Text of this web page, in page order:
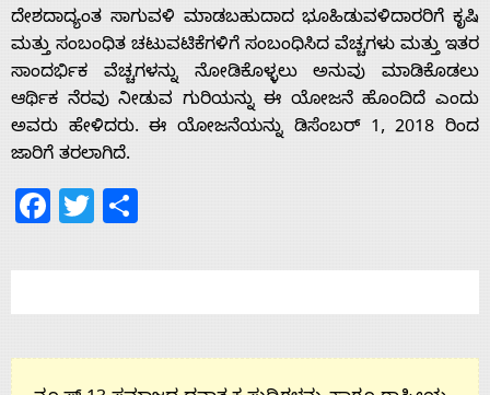
Advertise
With
s
Contact
ದೇಶದಾದ್ಯಂತ ಸಾಗುವಳಿ ಮಾಡಬಹುದಾದ ಭೂಹಿಡುವಳಿದಾರರಿಗೆ ಕೃಷಿ
ಮತ್ತು ಸಂಬಂಧಿತ ಚಟುವಟಿಕೆಗಳಿಗೆ ಸಂಬಂಧಿಸಿದ ವೆಚ್ಚಗಳು ಮತ್ತು ಇತರ
ಸಾಂದರ್ಭಿಕ ವೆಚ್ಚಗಳನ್ನು ನೋಡಿಕೊಳ್ಳಲು ಅನುವು ಮಾಡಿಕೊಡಲು
ಆರ್ಥಿಕ ನೆರವು ನೀಡುವ ಗುರಿಯನ್ನು ಈ ಯೋಜನೆ ಹೊಂದಿದೆ ಎಂದು
ಅವರು ಹೇಳಿದರು. ಈ ಯೋಜನೆಯನ್ನು ಡಿಸೆಂಬರ್ 1, 2018 ರಿಂದ
ಜಾರಿಗೆ ತರಲಾಗಿದೆ.
Facebook
Twitter